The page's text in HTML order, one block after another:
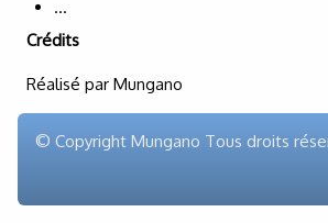
...
Crédits
Réalisé par Mungano
© Copyright Mungano Tous droits